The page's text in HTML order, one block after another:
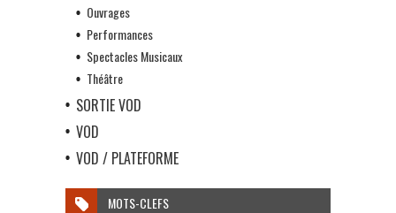
Ouvrages
Performances
Spectacles Musicaux
Théâtre
SORTIE VOD
VOD
VOD / PLATEFORME
MOTS-CLEFS